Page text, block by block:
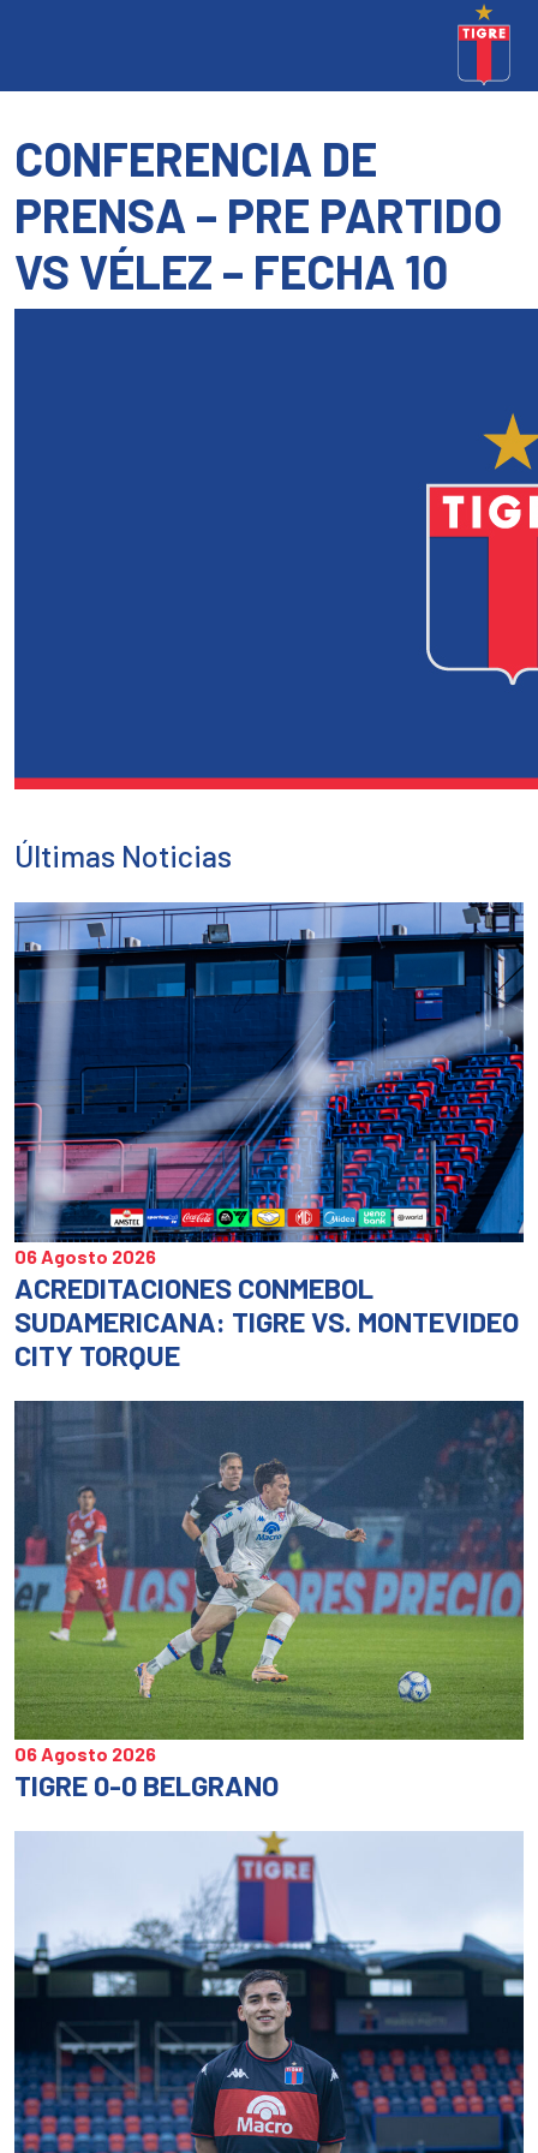
CONFERENCIA DE
PRENSA – PRE PARTIDO
VS VÉLEZ – FECHA 10
Últimas Noticias
06 Agosto 2026
ACREDITACIONES CONMEBOL
SUDAMERICANA: TIGRE VS. MONTEVIDEO
CITY TORQUE
06 Agosto 2026
TIGRE 0-0 BELGRANO